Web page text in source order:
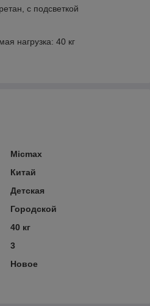
с подсветкой
нагрузка: 40 кг
Micmax
Китай
Детская
Городской
40 кг
3
Новое